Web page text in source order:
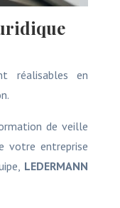
réalisables en
de veille
votre entreprise
LEDERMANN